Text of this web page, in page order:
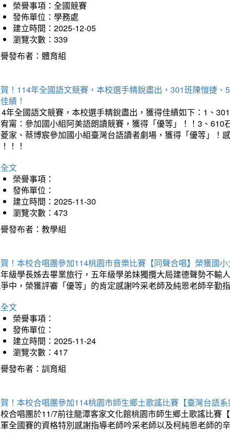
榮譽事項：全國競賽
發佈單位：學務處
建立時間：2025-12-05
瀏覽次數：339
發布者：體育組
！114年全國語文競賽，本校選手精銳盡出，301班陳愷捷
績！
年全國語文競賽，本校選手精銳盡出，獲得佳績如下：1、
甯：參加國小組阿美語朗讀競賽，獲得「優等」！！3、
家、蔡博宸參加國小組臺灣台語讀者劇場，獲得「優等」！
！！
文
榮譽事項：
發佈單位：
建立時間：2025-11-30
瀏覽次數：473
發布者：教學組
！本校合唱團參加114桃園市音樂比賽【同聲合唱】榮獲國
級學長姊去畢業旅行，五年級學弟妹獨攬大局建德聲勢不輸
中，榮獲評審「優等」的肯定感謝吟采老師及純恩老師辛勤
文
榮譽事項：
發佈單位：
建立時間：2025-11-24
瀏覽次數：417
發布者：訓育組
！本校合唱團參加114桃園市師生鄉土歌謠比賽【臺灣台語
合唱團於11/7前往龍潭客家文化館桃園市師生鄉土歌謠比賽
全國賽的資格特別感謝指導老師吟采老師以及柯純恩老師的